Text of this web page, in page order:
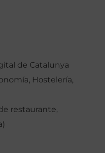
de Catalunya
Hostelería,
restaurante,